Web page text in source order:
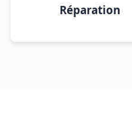
Réparation